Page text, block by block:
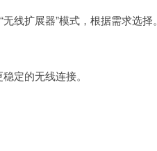
扩展器”模式，根据需求选择。
定的无线连接。